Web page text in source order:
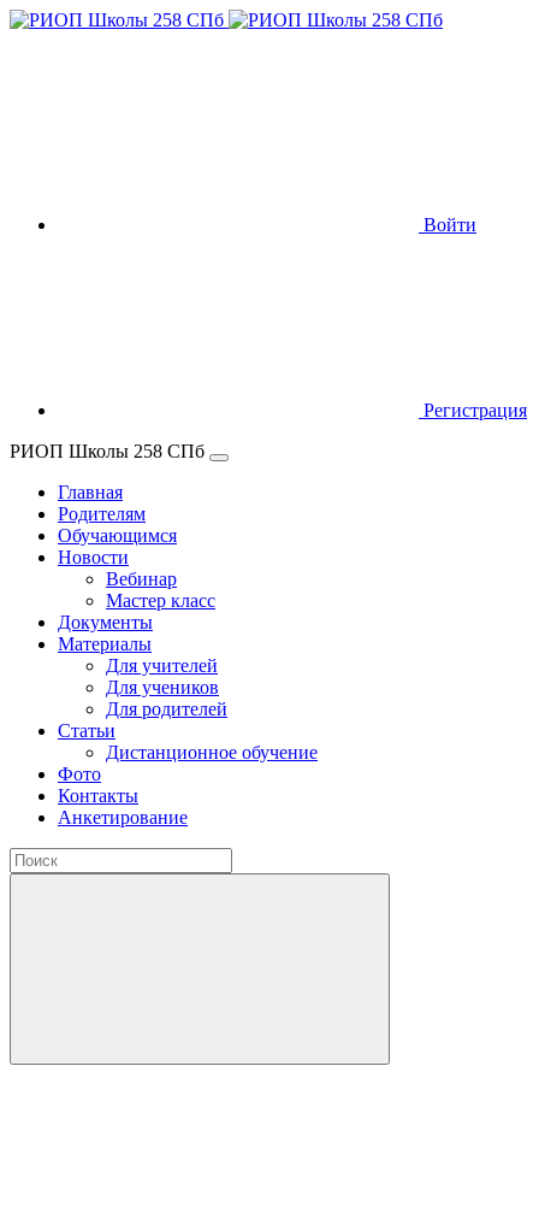
Войти
Регистрация
РИОП Школы 258 СПб
Главная
Родителям
Обучающимся
Новости
Вебинар
Мастер класс
Документы
Материалы
Для учителей
Для учеников
Для родителей
Статьи
Дистанционное обучение
Фото
Контакты
Анкетирование